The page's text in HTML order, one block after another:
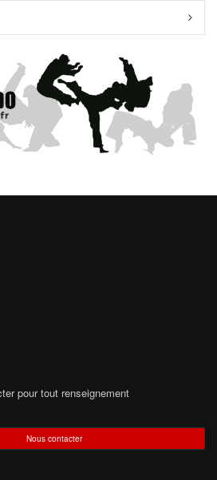
pour tout renseignement
Nous contacter